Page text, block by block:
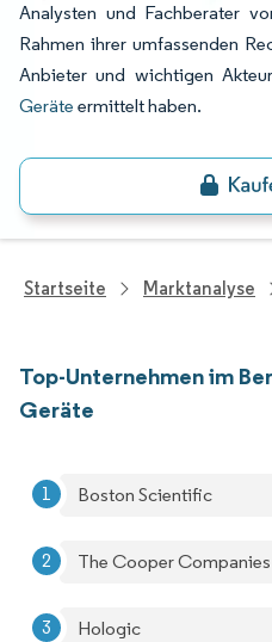
Analysten und Fachberater
Rahmen ihrer umfassenden
Anbieter und wichtigen
Geräte ermittelt haben.
Startseite Marktanalyse
Top-Unternehmen im
Geräte
Boston Scientific
The Cooper Companies
Hologic